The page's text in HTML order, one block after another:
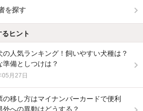
を探す
ヒント
の人気ランキング！飼いやすい犬種は？
準備としつけは？
月27日
の移し方はマイナンバーカードで便利
外への異動はどうする？